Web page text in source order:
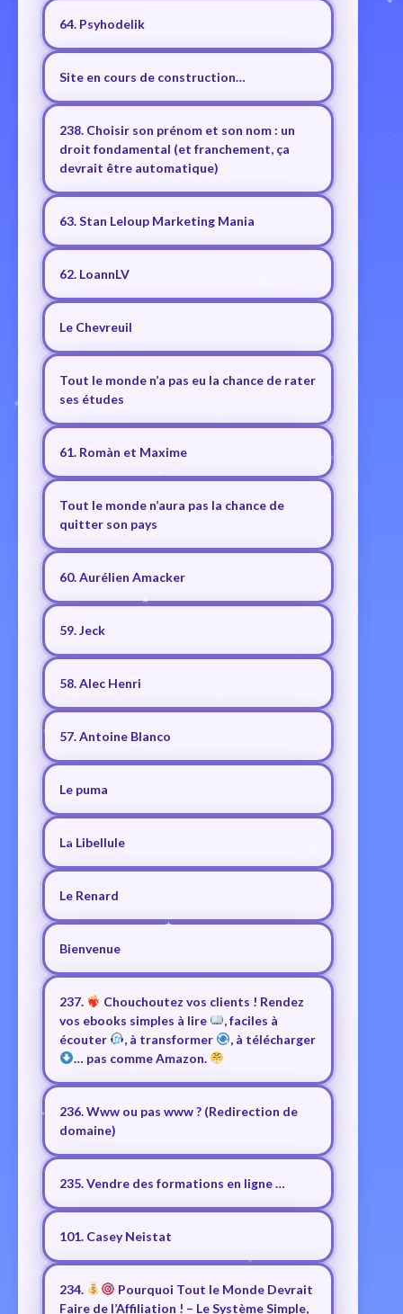
64. Psyhodelik
Site en cours de construction…
238. Choisir son prénom et son nom : un
droit fondamental (et franchement, ça
devrait être automatique)
63. Stan Leloup Marketing Mania
62. LoannLV
Le Chevreuil
Tout le monde n’a pas eu la chance de rater
ses études
61. Romàn et Maxime
Tout le monde n’aura pas la chance de
quitter son pays
60. Aurélien Amacker
59. Jeck
58. Alec Henri
57. Antoine Blanco
Le puma
La Libellule
Le Renard
Bienvenue
237.
Chouchoutez vos clients ! Rendez
vos ebooks simples à lire
, faciles à
écouter
, à transformer
, à télécharger
… pas comme Amazon.
236. Www ou pas www ? (Redirection de
domaine)
235. Vendre des formations en ligne …
101. Casey Neistat
234.
Pourquoi Tout le Monde Devrait
Faire de l’Affiliation ! – Le Système Simple,